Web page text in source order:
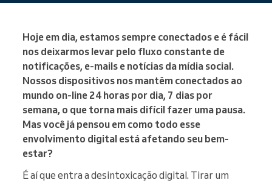
Hoje em dia, estamos sempre conectados e é fácil
nos deixarmos levar pelo fluxo constante de
notificações, e-mails e notícias da mídia social.
Nossos dispositivos nos mantêm conectados ao
mundo on-line 24 horas por dia, 7 dias por
semana, o que torna mais difícil fazer uma pausa.
Mas você já pensou em como todo esse
envolvimento digital está afetando seu bem-
estar?
É aí que entra a desintoxicação digital. Tirar um